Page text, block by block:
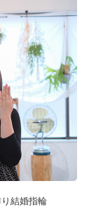
結婚指輪